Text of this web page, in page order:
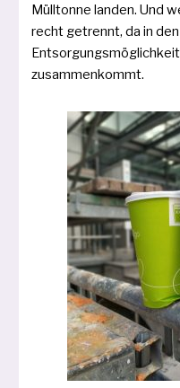
Mülltonne lan­den. Und
recht getrennt, da in
zusammenkommt.